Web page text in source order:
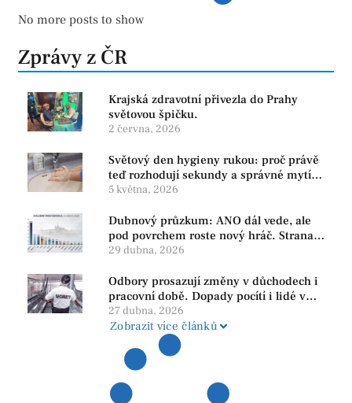
No more posts to show
Zprávy z ČR
Krajská zdravotní přivezla do Prahy
světovou špičku.
2 června, 2026
Světový den hygieny rukou: proč právě
teď rozhodují sekundy a správné mytí
rukou
5 května, 2026
Dubnový průzkum: ANO dál vede, ale
pod povrchem roste nový hráč. Strana
PRO se drží nejvýš mezi menšími
29 dubna, 2026
Odbory prosazují změny v důchodech i
pracovní době. Dopady pocítí i lidé v
našem regionu
27 dubna, 2026
Zobrazit více článků